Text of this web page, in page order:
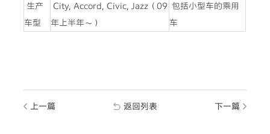
生产
车型
City, Accord, Civic, Jazz（09
年上半年～）
包括小型车的乘用
车
上一篇 返回列表 下一篇